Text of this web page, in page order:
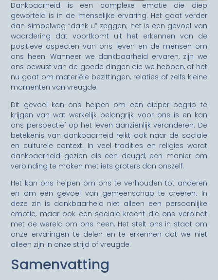
Dankbaarheid is een complexe emotie die diep
geworteld is in de menselijke ervaring. Het gaat verder
dan simpelweg “dank u” zeggen; het is een gevoel van
waardering dat voortkomt uit het erkennen van de
positieve aspecten van ons leven en de mensen om
ons heen. Wanneer we dankbaarheid ervaren, zijn we
ons bewust van de goede dingen die we hebben, of het
nu gaat om materiële bezittingen, relaties of zelfs kleine
momenten van vreugde.
Dit gevoel kan ons helpen om een dieper begrip te
krijgen van wat werkelijk belangrijk voor ons is en kan
ons perspectief op het leven aanzienlijk veranderen. De
betekenis van dankbaarheid reikt ook naar de sociale
en culturele context. In veel tradities en religies wordt
dankbaarheid gezien als een deugd, een manier om
verbinding te maken met iets groters dan onszelf.
Het kan ons helpen om ons te verhouden tot anderen
en om een gevoel van gemeenschap te creëren. In
deze zin is dankbaarheid niet alleen een persoonlijke
emotie, maar ook een sociale kracht die ons verbindt
met de wereld om ons heen. Het stelt ons in staat om
onze ervaringen te delen en te erkennen dat we niet
alleen zijn in onze strijd of vreugde.
Samenvatting